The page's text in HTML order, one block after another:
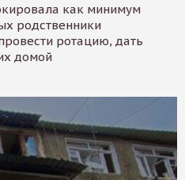
как минимум
родственники
ротацию, дать
домой